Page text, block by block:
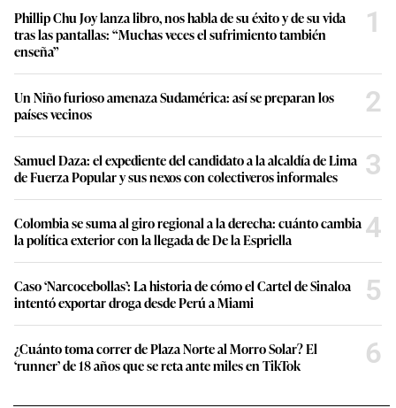
Phillip Chu Joy lanza libro, nos habla de su éxito y de su vida
tras las pantallas: “Muchas veces el sufrimiento también
enseña”
1
Un Niño furioso amenaza Sudamérica: así se preparan los
países vecinos
2
Samuel Daza: el expediente del candidato a la alcaldía de Lima
de Fuerza Popular y sus nexos con colectiveros informales
3
Colombia se suma al giro regional a la derecha: cuánto cambia
la política exterior con la llegada de De la Espriella
4
Caso ‘Narcocebollas’: La historia de cómo el Cartel de Sinaloa
intentó exportar droga desde Perú a Miami
5
¿Cuánto toma correr de Plaza Norte al Morro Solar? El
‘runner’ de 18 años que se reta ante miles en TikTok
6